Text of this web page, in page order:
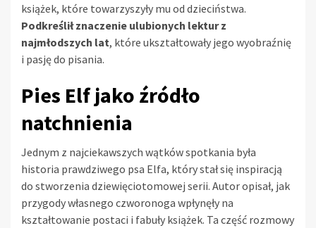
książek, które towarzyszyły mu od dzieciństwa.
Podkreślił znaczenie ulubionych lektur z
najmłodszych lat, które ukształtowały jego wyobraźnię
i pasję do pisania.
Pies Elf jako źródło
natchnienia
Jednym z najciekawszych wątków spotkania była
historia prawdziwego psa Elfa, który stał się inspiracją
do stworzenia dziewięciotomowej serii. Autor opisał, jak
przygody własnego czworonoga wpłynęły na
kształtowanie postaci i fabuły książek. Ta część rozmowy